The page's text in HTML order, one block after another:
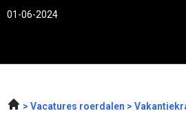
01-06-2024
Vacatures roerdalen